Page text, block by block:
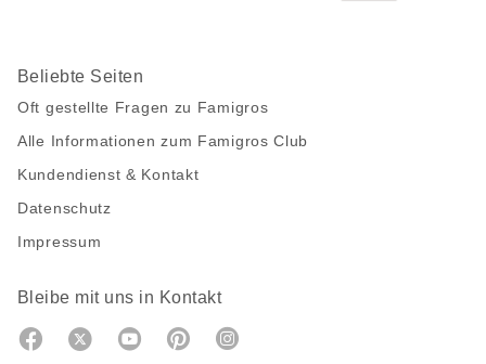
Beliebte Seiten
Oft gestellte Fragen zu Famigros
Alle Informationen zum Famigros Club
Kundendienst & Kontakt
Datenschutz
Impressum
Bleibe mit uns in Kontakt
Facebookhttps://twitter.com/migros
https://www.youtube.com/user/
PinterestInstagram